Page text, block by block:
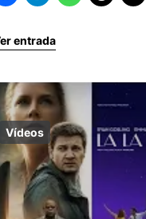
entrada
Vídeos